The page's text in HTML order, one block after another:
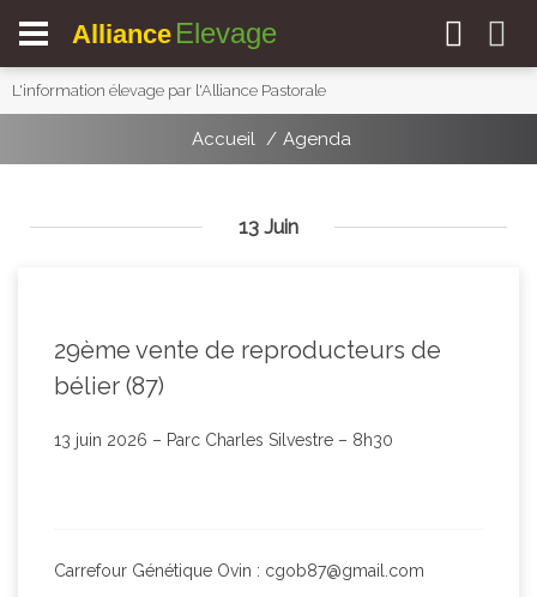
Alliance Elevage
L'information élevage par l'Alliance Pastorale
Accueil Agenda
13 Juin
29ème vente de reproducteurs de
bélier (87)
13 juin 2026 – Parc Charles Silvestre – 8h30
Carrefour Génétique Ovin : cgob87@gmail.com